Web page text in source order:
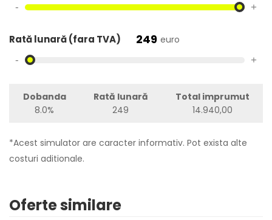
- +
Rată lunară (fara TVA) 249 euro
- +
Dobanda
8.0%
Rată lunară
249
Total imprumut
14.940,00
*Acest simulator are caracter informativ. Pot exista alte
costuri aditionale.
Oferte similare